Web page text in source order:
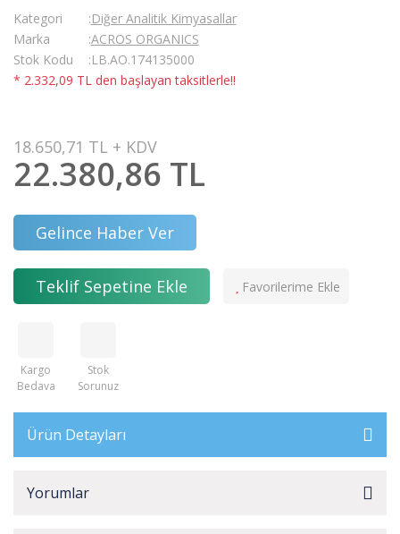
Kategori
Diğer Analitik Kimyasallar
Marka
ACROS ORGANICS
Stok Kodu
LB.AO.174135000
* 2.332,09 TL den başlayan taksitlerle!!
18.650,71 TL + KDV
22.380,86 TL
Gelince Haber Ver
Teklif Sepetine Ekle
Kargo
Bedava
Stok
Sorunuz
Ürün Detayları
Yorumlar